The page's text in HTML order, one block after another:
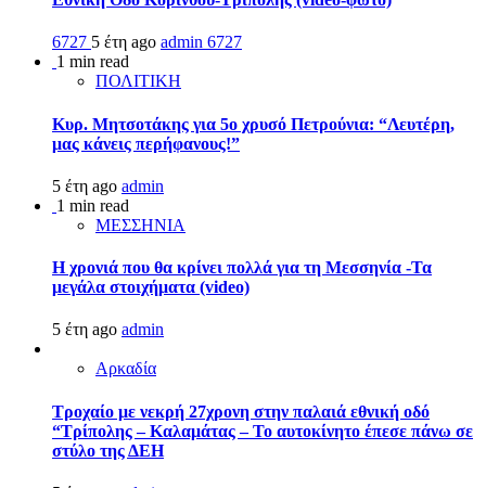
6727 5 έτη ago admin 6727
1 min read
ΠΟΛΙΤΙΚΗ
Κυρ. Μητσοτάκης για 5ο χρυσό Πετρούνια: “Λευτέρη,
μας κάνεις περήφανους!”
5 έτη ago admin
1 min read
ΜΕΣΣΗΝΙΑ
Η χρονιά που θα κρίνει πολλά για τη Μεσσηνία -Τα
μεγάλα στοιχήματα (video)
5 έτη ago admin
Αρκαδία
Τροχαίο με νεκρή 27χρονη στην παλαιά εθνική οδό
“Τρίπολης – Καλαμάτας – Το αυτοκίνητο έπεσε πάνω σε
στύλο της ΔΕΗ